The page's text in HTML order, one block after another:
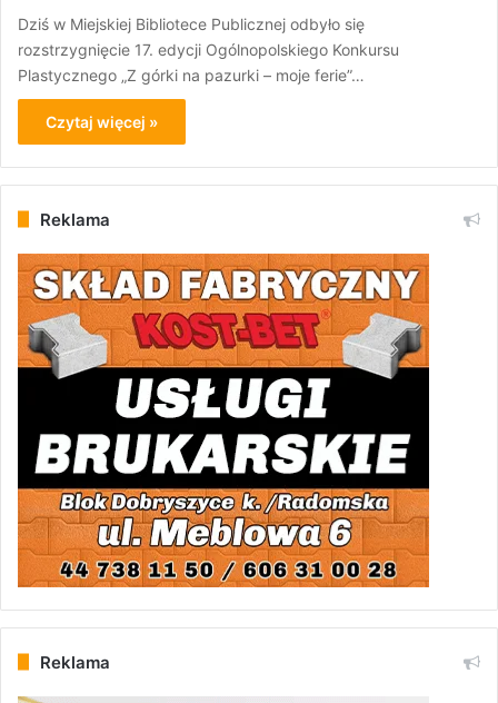
Dziś w Miejskiej Bibliotece Publicznej odbyło się
rozstrzygnięcie 17. edycji Ogólnopolskiego Konkursu
Plastycznego „Z górki na pazurki – moje ferie”…
Czytaj więcej »
Reklama
Reklama